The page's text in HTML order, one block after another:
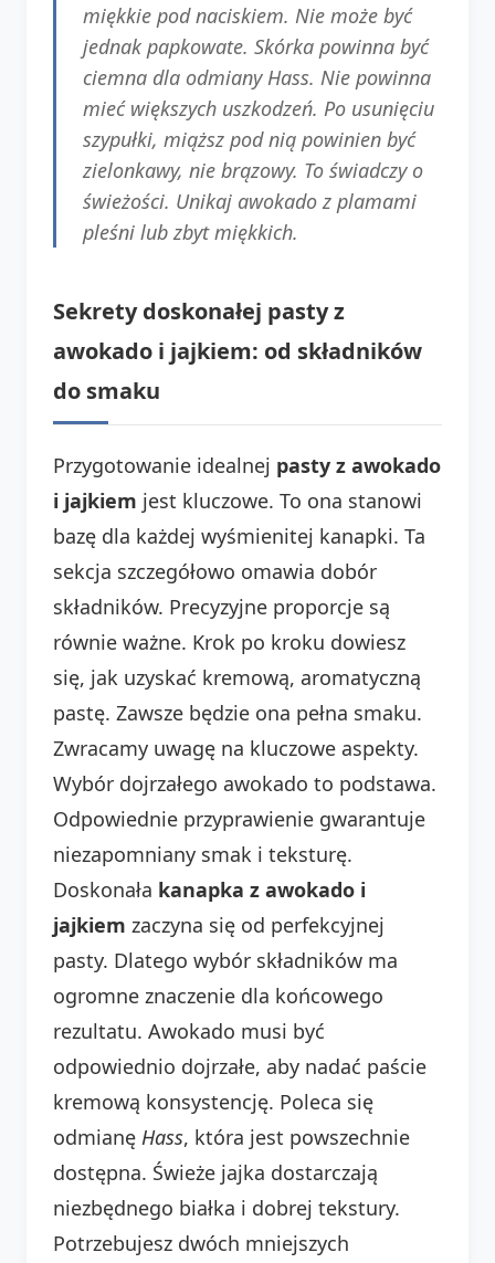
miękkie pod naciskiem. Nie może być
jednak papkowate. Skórka powinna być
ciemna dla odmiany Hass. Nie powinna
mieć większych uszkodzeń. Po usunięciu
szypułki, miąższ pod nią powinien być
zielonkawy, nie brązowy. To świadczy o
świeżości. Unikaj awokado z plamami
pleśni lub zbyt miękkich.
Sekrety doskonałej pasty z
awokado i jajkiem: od składników
do smaku
Przygotowanie idealnej pasty z awokado
i jajkiem jest kluczowe. To ona stanowi
bazę dla każdej wyśmienitej kanapki. Ta
sekcja szczegółowo omawia dobór
składników. Precyzyjne proporcje są
równie ważne. Krok po kroku dowiesz
się, jak uzyskać kremową, aromatyczną
pastę. Zawsze będzie ona pełna smaku.
Zwracamy uwagę na kluczowe aspekty.
Wybór dojrzałego awokado to podstawa.
Odpowiednie przyprawienie gwarantuje
niezapomniany smak i teksturę.
Doskonała kanapka z awokado i
jajkiem zaczyna się od perfekcyjnej
pasty. Dlatego wybór składników ma
ogromne znaczenie dla końcowego
rezultatu. Awokado musi być
odpowiednio dojrzałe, aby nadać paście
kremową konsystencję. Poleca się
odmianę Hass, która jest powszechnie
dostępna. Świeże jajka dostarczają
niezbędnego białka i dobrej tekstury.
Potrzebujesz dwóch mniejszych